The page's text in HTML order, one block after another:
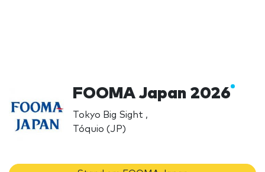
FOOMA Japan 2026
Tokyo Big Sight ,
Tóquio (JP)